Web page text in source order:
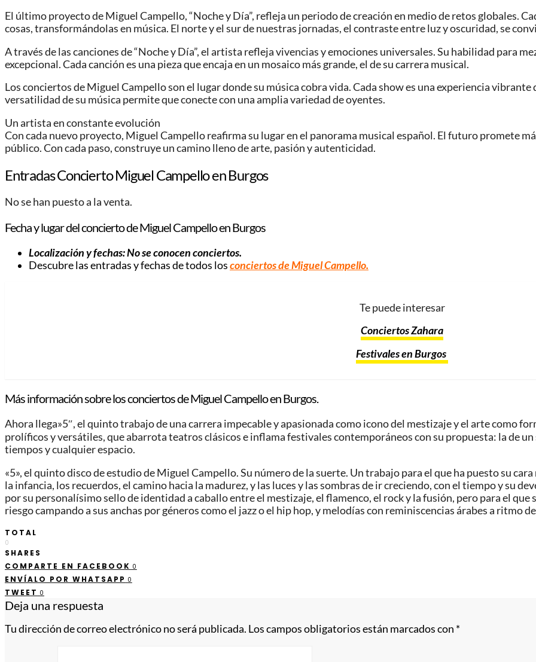
El último proyecto de Miguel Campello, “Noche y Día”, refleja un periodo de creación en medio de retos globales.
cosas, transformándolas en música. El norte y el sur de nuestras jornadas, el contraste entre luz y oscuridad, se
A través de las canciones de “Noche y Día”, el artista refleja vivencias y emociones universales. Su habilidad para
excepcional. Cada canción es una pieza que encaja en un mosaico más grande, el de su carrera musical.
Los conciertos de Miguel Campello son el lugar donde su música cobra vida. Cada show es una experiencia vibrante
versatilidad de su música permite que conecte con una amplia variedad de oyentes.
Un artista en constante evolución
Con cada nuevo proyecto, Miguel Campello reafirma su lugar en el panorama musical español. El futuro promete
público. Con cada paso, construye un camino lleno de arte, pasión y autenticidad.
Entradas Concierto Miguel Campello en Burgos
No se han puesto a la venta.
Fecha y lugar del concierto de Miguel Campello en Burgos
Localización y fechas:No se conocen conciertos.
Descubre las entradas y fechas de todos losconciertos de Miguel Campello.
Te puede interesar
Conciertos Zahara
Festivales en Burgos
Más información sobre los conciertos de Miguel Campello en Burgos.
Ahora llega»5″, el quinto trabajo de una carrera impecable y apasionada como icono del mestizaje y el arte como
prolíficos y versátiles, que abarrota teatros clásicos e inflama festivales contemporáneos con su propuesta: la de
tiempos y cualquier espacio.
«5», el quinto disco de estudio de Miguel Campello. Su número de la suerte. Un trabajo para el que ha puesto su
la infancia, los recuerdos, el camino hacia la madurez, y las luces y las sombras de ir creciendo, con el tiempo y su
por su personalísimo sello de identidad a caballo entre el mestizaje, el flamenco, el rock y la fusión, pero para el que
riesgo campando a sus anchas por géneros como el jazz o el hip hop, y melodías con reminiscencias árabes a ritmo
TOTAL
0
SHARES
COMPARTE EN FACEBOOK 0
ENVÍALO POR WHATSAPP 0
TWEET 0
Deja una respuesta
Tu dirección de correo electrónico no será publicada. Los campos obligatorios están marcados con *